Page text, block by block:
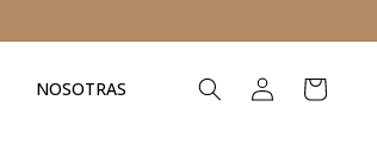
NOSOTRAS
Iniciar
sesión
Carrito